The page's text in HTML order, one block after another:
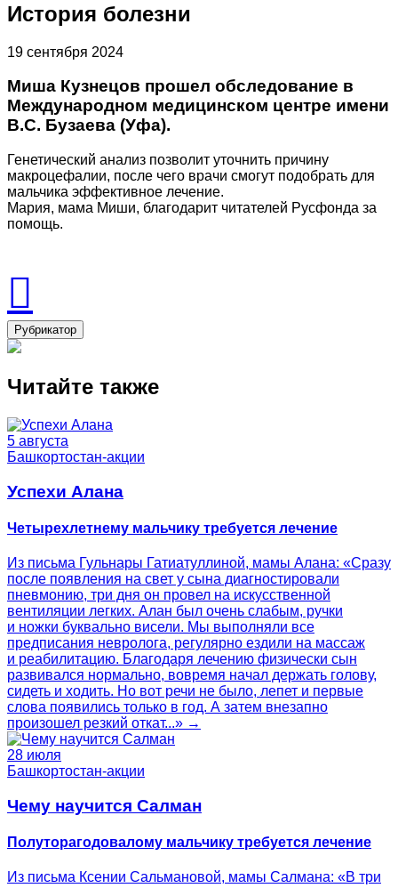
История болезни
19 сентября 2024
Миша Кузнецов прошел обследование в
Международном медицинском центре имени
В.С. Бузаева (Уфа).
Генетический анализ позволит уточнить причину
макроцефалии, после чего врачи смогут подобрать для
мальчика эффективное лечение.
Мария, мама Миши, благодарит читателей Русфонда за
помощь.
Рубрикатор
Читайте также
5 августа
Башкортостан-акции
Успехи Алана
Четырехлетнему мальчику требуется лечение
Из письма Гульнары Гатиатуллиной, мамы Алана: «Сразу
после появления на свет у сына диагностировали
пневмонию, три дня он провел на искусственной
вентиляции легких. Алан был очень слабым, ручки
и ножки буквально висели. Мы выполняли все
предписания невролога, регулярно ездили на массаж
и реабилитацию. Благодаря лечению физически сын
развивался нормально, вовремя начал держать голову,
сидеть и ходить. Но вот речи не было, лепет и первые
слова появились только в год. А затем внезапно
произошел резкий откат...» →
28 июля
Башкортостан-акции
Чему научится Салман
Полуторагодовалому мальчику требуется лечение
Из письма Ксении Сальмановой, мамы Салмана: «В три